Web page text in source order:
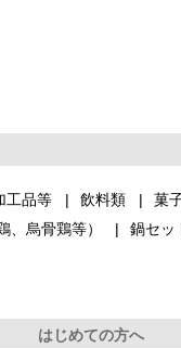
工品等 飲料類 菓
、烏骨鶏等）
鍋セッ
はじめての方へ